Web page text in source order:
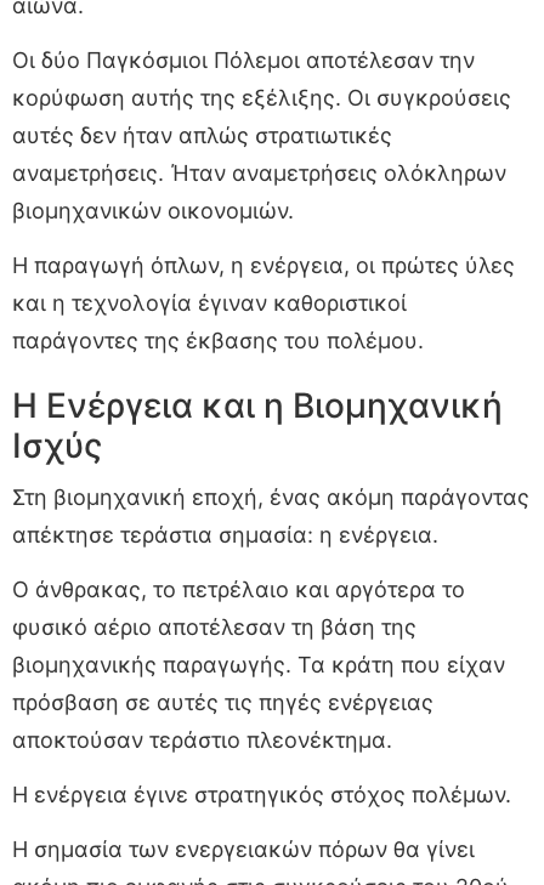
αιώνα.
Οι δύο Παγκόσμιοι Πόλεμοι αποτέλεσαν την
κορύφωση αυτής της εξέλιξης. Οι συγκρούσεις
αυτές δεν ήταν απλώς στρατιωτικές
αναμετρήσεις. Ήταν αναμετρήσεις ολόκληρων
βιομηχανικών οικονομιών.
Η παραγωγή όπλων, η ενέργεια, οι πρώτες ύλες
και η τεχνολογία έγιναν καθοριστικοί
παράγοντες της έκβασης του πολέμου.
Η Ενέργεια και η Βιομηχανική
Ισχύς
Στη βιομηχανική εποχή, ένας ακόμη παράγοντας
απέκτησε τεράστια σημασία: η ενέργεια.
Ο άνθρακας, το πετρέλαιο και αργότερα το
φυσικό αέριο αποτέλεσαν τη βάση της
βιομηχανικής παραγωγής. Τα κράτη που είχαν
πρόσβαση σε αυτές τις πηγές ενέργειας
αποκτούσαν τεράστιο πλεονέκτημα.
Η ενέργεια έγινε στρατηγικός στόχος πολέμων.
Η σημασία των ενεργειακών πόρων θα γίνει